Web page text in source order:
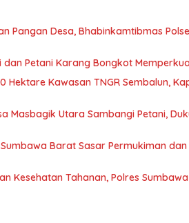
Pangan Desa, Bhabinkamtibmas
dan Petani Karang Bongkot
Hektare Kawasan TNGR Sembalun,
Masbagik Utara Sambangi Petani,
Barat Sasar Permukiman
Kesehatan Tahanan, Polres